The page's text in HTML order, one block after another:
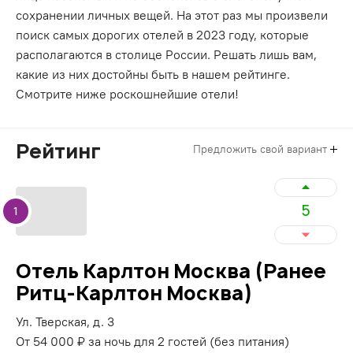
сохранении личных вещей. На этот раз мы произвели
поиск самых дорогих отелей в 2023 году, которые
располагаются в столице России. Решать лишь вам,
какие из них достойны быть в нашем рейтинге.
Смотрите ниже роскошнейшие отели!
Рейтинг Предложить свой вариант
1 5
Отель Карлтон Москва (Ранее
Ритц-Карлтон Москва)
Ул. Тверская, д. 3
От 54 000 ₽ за ночь для 2 гостей (без питания)